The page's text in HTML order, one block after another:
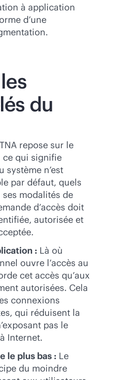
à application
d’une
du
repose sur le
ce qui signifie
système n’est
par défaut, quels
modalités de
d’accès doit
autorisée et
: Là où
ouvre l’accès au
cet accès qu’aux
autorisées. Cela
connexions
qui réduisent la
pas le
Internet.
le plus bas : Le
du moindre